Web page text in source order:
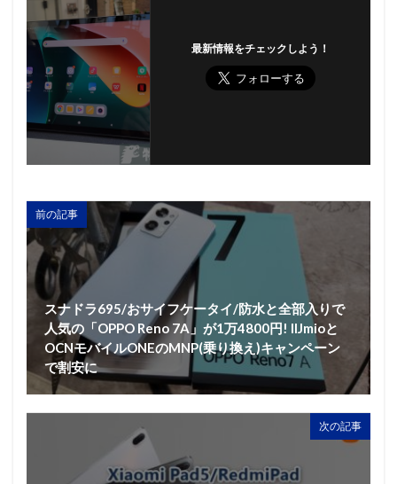
最新情報をチェックしよう！
前の記事
スナドラ695/おサイフケータイ/防水と全部入りで
人気の「OPPO Reno 7A」が1万4800円! IIJmioと
OCNモバイルONEのMNP(乗り換え)キャンペーン
で割安に
次の記事